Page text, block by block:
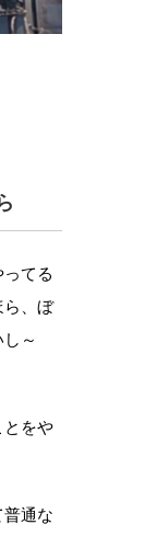
てる
ら、ぼ
～
とをや
通な